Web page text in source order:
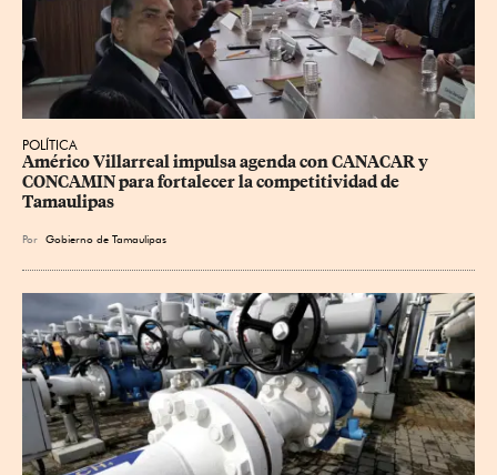
POLÍTICA
Américo Villarreal impulsa agenda con CANACAR y
CONCAMIN para fortalecer la competitividad de
Tamaulipas
Por Gobierno de Tamaulipas